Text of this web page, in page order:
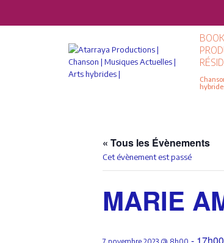
« Tous les Évènements
Cet évènement est passé
MARIE